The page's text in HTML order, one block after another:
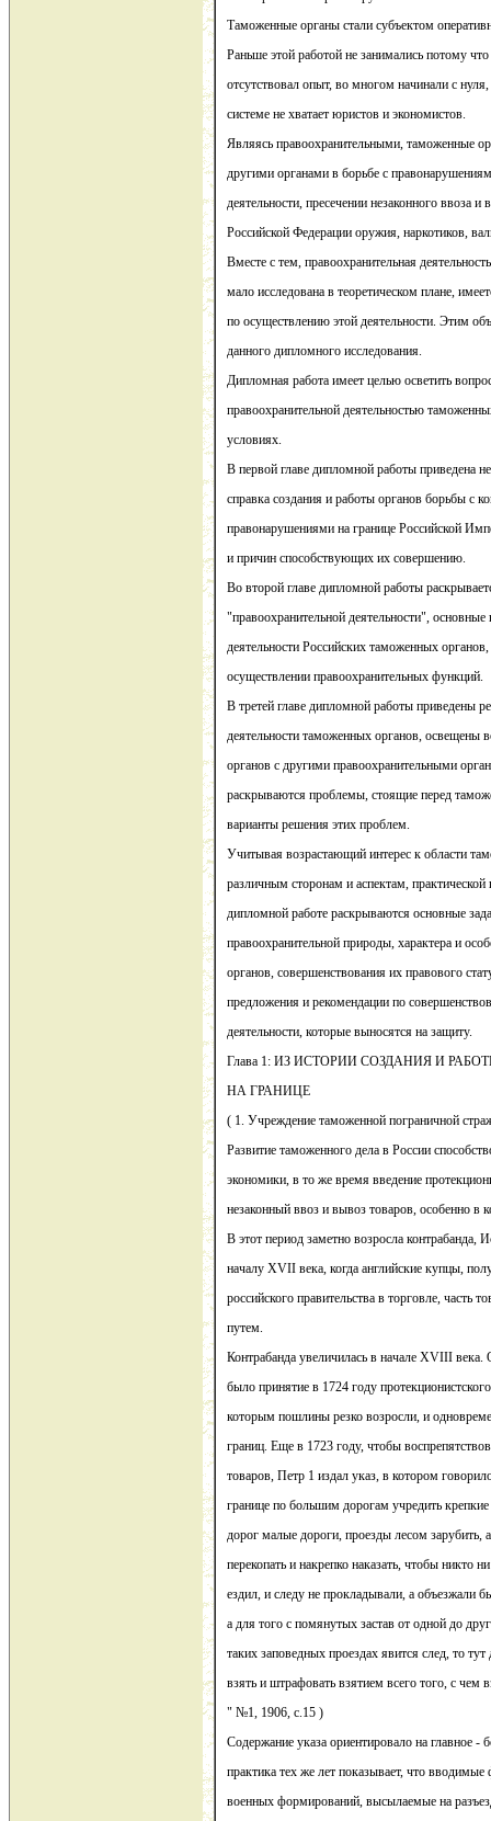
Таможенные органы стали субъектом
Раньше этой работой не занимались потому
отсутствовал опыт, во многом начинали с
системе не хватает юристов и экономистов.
Являясь правоохранительными, таможенные
другими органами в борьбе с
деятельности, пресечении незаконного ввоза и
Российской Федерации оружия, наркотиков,
Вместе с тем, правоохранительная
мало исследована в теоретическом плане,
по осуществлению этой деятельности. Этим
данного дипломного исследования.
Дипломная работа имеет целью осветить
правоохранительной деятельностью
условиях.
В первой главе дипломной работы приведена
справка создания и работы органов борьбы с
правонарушениями на границе Российской
и причин способствующих их совершению.
Во второй главе дипломной работы
"правоохранительной деятельности",
деятельности Российских таможенных
осуществлении правоохранительных функций.
В третей главе дипломной работы приведены
деятельности таможенных органов, освещены
органов с другими правоохранительными
раскрываются проблемы, стоящие перед
варианты решения этих проблем.
Учитывая возрастающий интерес к области
различным сторонам и аспектам,
дипломной работе раскрываются основные
правоохранительной природы, характера и
органов, совершенствования их правового
предложения и рекомендации по
деятельности, которые выносятся на защиту.
Глава 1: ИЗ ИСТОРИИ СОЗДАНИЯ И
НА ГРАНИЦЕ
( 1. Учреждение таможенной пограничной
Развитие таможенного дела в России
экономики, в то же время введение
незаконный ввоз и вывоз товаров, особенно
В этот период заметно возросла контрабанда,
началу XVII века, когда английские купцы,
российского правительства в торговле, часть
путем.
Контрабанда увеличилась в начале XVIII века.
было принятие в 1724 году
которым пошлины резко возросли, и
границ. Еще в 1723 году, чтобы
товаров, Петр 1 издал указ, в котором
границе по большим дорогам учредить
дорог малые дороги, проезды лесом зарубить,
перекопать и накрепко наказать, чтобы никто
ездил, и следу не прокладывали, а объезжали
а для того с помянутых застав от одной до
таких заповедных проездах явится след, то
взять и штрафовать взятием всего того, с чем
" №1, 1906, с.15 )
Содержание указа ориентировало на главное -
практика тех же лет показывает, что
военных формирований, высылаемые на